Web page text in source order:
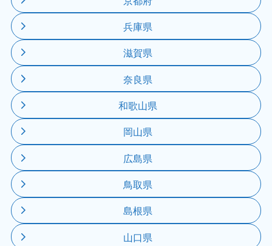
兵庫県
滋賀県
奈良県
和歌山県
岡山県
広島県
鳥取県
島根県
山口県